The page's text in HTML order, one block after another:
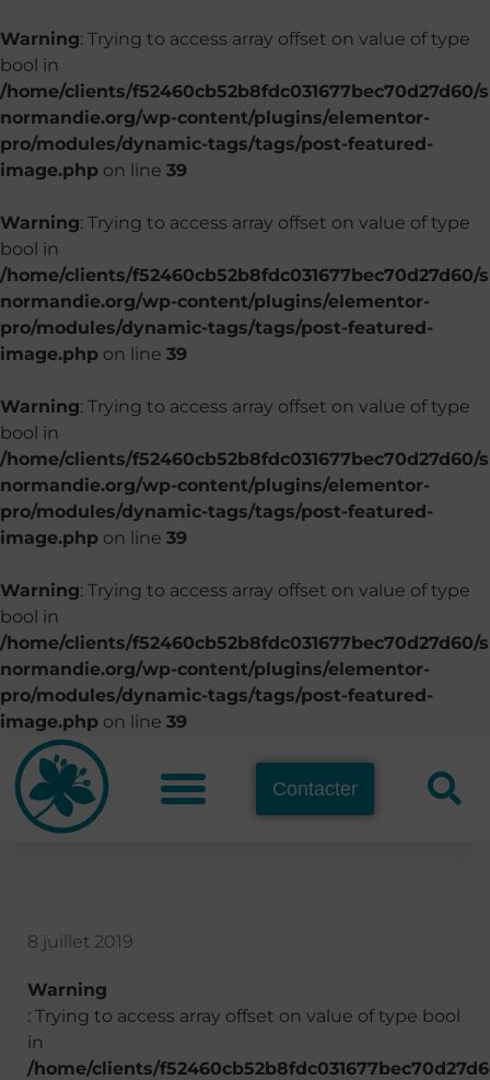
Warning: Trying to access array offset on value of type
bool in
/home/clients/f52460cb52b8fdc031677bec70d27d60/
normandie.org/wp-content/plugins/elementor-
pro/modules/dynamic-tags/tags/post-featured-
image.php on line 39
Warning: Trying to access array offset on value of type
bool in
/home/clients/f52460cb52b8fdc031677bec70d27d60/
normandie.org/wp-content/plugins/elementor-
pro/modules/dynamic-tags/tags/post-featured-
image.php on line 39
Warning: Trying to access array offset on value of type
bool in
/home/clients/f52460cb52b8fdc031677bec70d27d60/
normandie.org/wp-content/plugins/elementor-
pro/modules/dynamic-tags/tags/post-featured-
image.php on line 39
Warning: Trying to access array offset on value of type
bool in
/home/clients/f52460cb52b8fdc031677bec70d27d60/
normandie.org/wp-content/plugins/elementor-
pro/modules/dynamic-tags/tags/post-featured-
image.php on line 39
Contacter
8 juillet 2019
Warning
: Trying to access array offset on value of type bool
in
/home/clients/